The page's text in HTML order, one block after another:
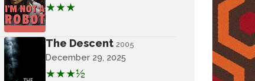
★★★
The Descent 2005
December 29, 2025
★★★½